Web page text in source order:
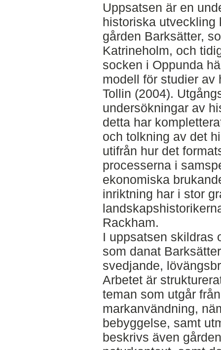
Uppsatsen är en
historiska utveckling
gården Barksätter,
Katrineholm, och
socken i Oppunda
modell för studier av
Tollin (2004).
undersökningar av
detta har
och tolkning av det
utifrån hur det
processerna i
ekonomiska
inriktning har i stor
Rackham.
I uppsatsen skildras
som danat
svedjande,
Arbetet är
teman som utgår
markanvändning,
bebyggelse, samt
beskrivs även